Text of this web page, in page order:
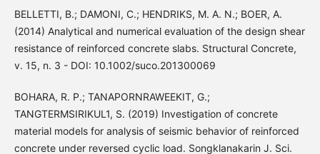
BELLETTI, B.; DAMONI, C.; HENDRIKS, M. A. N.; BOER, A.
(2014) Analytical and numerical evaluation of the design shear
resistance of reinforced concrete slabs. Structural Concrete,
v. 15, n. 3 - DOI: 10.1002/suco.201300069
BOHARA, R. P.; TANAPORNRAWEEKIT, G.;
TANGTERMSIRIKUL1, S. (2019) Investigation of concrete
material models for analysis of seismic behavior of reinforced
concrete under reversed cyclic load. Songklanakarin J. Sci.